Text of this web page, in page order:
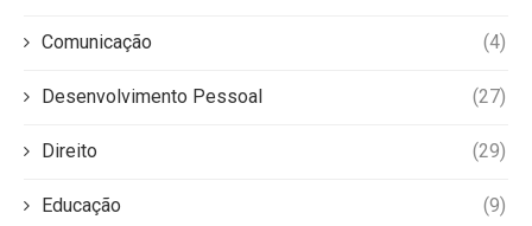
Comunicação (4)
Desenvolvimento Pessoal (27)
Direito (29)
Educação (9)